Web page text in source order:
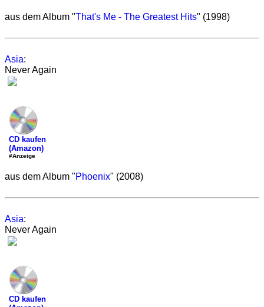
aus dem Album "That's Me - The Greatest Hits" (1998)
Asia:
Never Again
CD kaufen
(Amazon)
#Anzeige
aus dem Album "Phoenix" (2008)
Asia:
Never Again
CD kaufen